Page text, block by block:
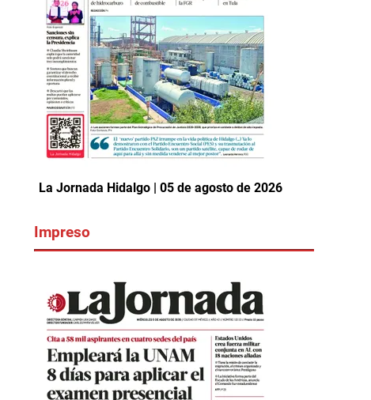
La Jornada Hidalgo | 05 de agosto de 2026
Impreso